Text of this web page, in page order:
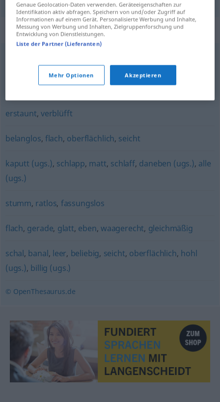
Synonyme für "platt"
,billig,primitiv,flach,seicht
taktlos,unangebracht ,geschmacklos
erstaunt, verblüfft
belanglos, flach, oberflächlich, seicht
kaputt (ugs.), schlapp, matt, schlaff, daneben (ugs.), alle
(ugs.)
stumm, ratlos, fassungslos
flach, gerade, glatt, eben, waagerecht, gleichmäßig
schal, banal, leer, beliebig, seicht, oberflächlich, hohl
(ugs.), billig (ugs.)
© OpenThesaurus.de
Genaue Geolocation-Daten verwenden. Geräteeigenschaften zur
Identifikation aktiv abfragen. Speichern von und/oder Zugriff auf
Informationen auf einem Gerät. Personalisierte Werbung und Inhalte,
Messung von Werbung und Inhalten, Zielgruppenforschung und
Entwicklung von Dienstleistungen.
Liste der Partner (Lieferanten)
Mehr Optionen Akzeptieren